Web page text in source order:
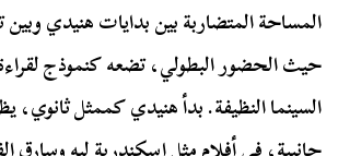
المساحة المتضاربة بين بدايات هنيدي وبين
حيث الحضور البطولي، تضعه كنموذج
السينما النظيفة. بدأ هنيدي كممثل